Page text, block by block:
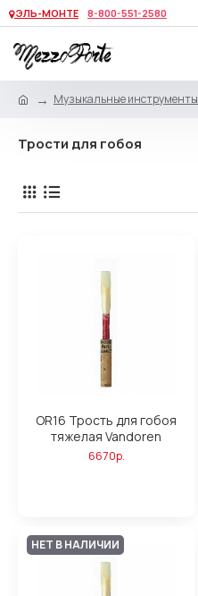
ЭЛЬ-МОНТЕ 8-800-551-2580
Музыкальные инструменты
Трости для гобоя
OR16 Трость для гобоя
тяжелая Vandoren
6670р.
НЕТ В НАЛИЧИИ